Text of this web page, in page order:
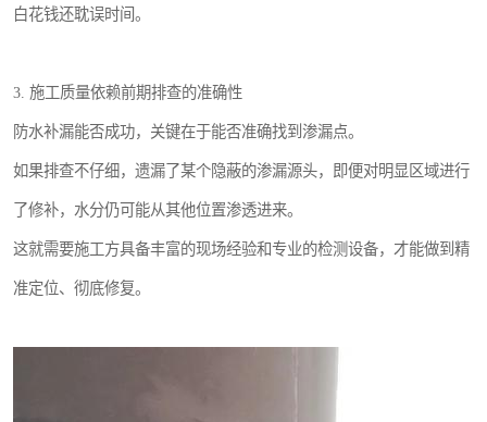
白花钱还耽误时间。
3. 施工质量依赖前期排查的准确性
防水补漏能否成功，关键在于能否准确找到渗漏点。
如果排查不仔细，遗漏了某个隐蔽的渗漏源头，即便对明显区域进行
了修补，水分仍可能从其他位置渗透进来。
这就需要施工方具备丰富的现场经验和专业的检测设备，才能做到精
准定位、彻底修复。